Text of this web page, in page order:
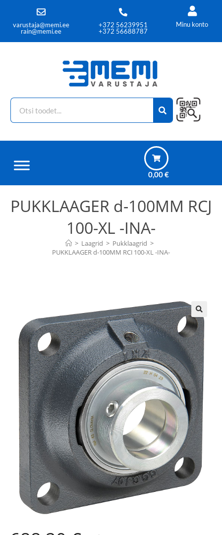
varustaja@memi.ee
rain@memi.ee
+372 56239951
+372 56688787
Minu konto
0,00€
PUKKLAAGER d-100MM RCJ
100-XL -INA-
> Laagrid > Pukklaagrid >
PUKKLAAGER d-100MM RCJ 100-XL -INA-
🔍